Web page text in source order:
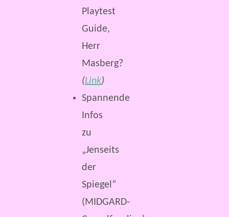
Playtest
Guide,
Herr
Masberg?
(Link)
Spannende
Infos
zu
„Jenseits
der
Spiegel“
(MIDGARD-